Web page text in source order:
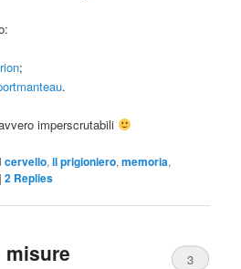
;
.
imperscrutabili
cervello,il prigioniero,memoria,
|2 Replies
misure 3